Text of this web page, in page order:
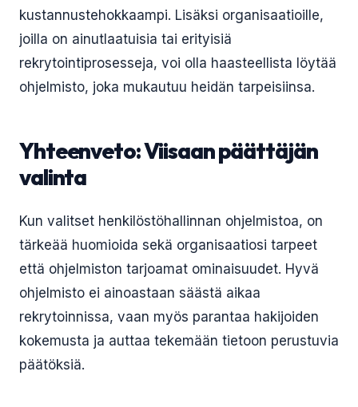
kustannustehokkaampi. Lisäksi organisaatioille,
joilla on ainutlaatuisia tai erityisiä
rekrytointiprosesseja, voi olla haasteellista löytää
ohjelmisto, joka mukautuu heidän tarpeisiinsa.
Yhteenveto: Viisaan päättäjän
valinta
Kun valitset henkilöstöhallinnan ohjelmistoa, on
tärkeää huomioida sekä organisaatiosi tarpeet
että ohjelmiston tarjoamat ominaisuudet. Hyvä
ohjelmisto ei ainoastaan säästä aikaa
rekrytoinnissa, vaan myös parantaa hakijoiden
kokemusta ja auttaa tekemään tietoon perustuvia
päätöksiä.